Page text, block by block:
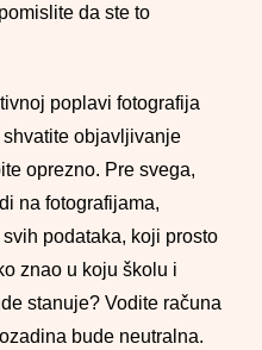
da ste to
poplavi fotografija
objavljivanje
oprezno. Pre svega,
na fotografijama,
podataka, koji prosto
znao u koju školu i
stanuje? Vodite računa
bude neutralna.